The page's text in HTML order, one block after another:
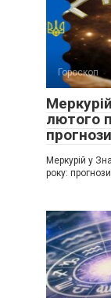
Гороскоп
лютого
Меркурій у
року: